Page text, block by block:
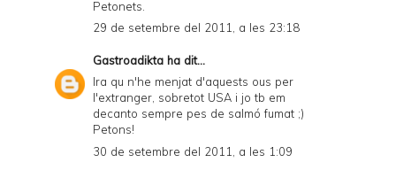
F
Petonets.
29 de setembre del 2011, a les 23:18
Gastroadikta ha dit...
Ira qu n'he menjat d'aquests ous per
l'extranger, sobretot USA i jo tb em
decanto sempre pes de salmó fumat ;)
Petons!
30 de setembre del 2011, a les 1:09